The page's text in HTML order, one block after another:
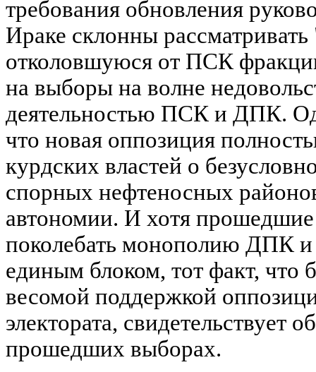
требования обновления
Ираке склонны
отколовшуюся от ПСК
на выборы на волне
деятельностью ПСК и ДПК.
что новая оппозиция
курдских властей о
спорных нефтеносных
автономии. И хотя
поколебать монополию ДПК
единым блоком, тот факт, что
весомой поддержкой
электората, свидетельствует
прошедших выборах.